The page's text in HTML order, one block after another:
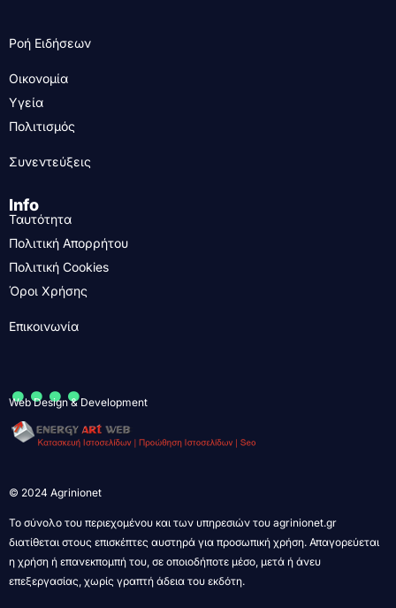
Ροή Ειδήσεων
Οικονομία
Υγεία
Πολιτισμός
Συνεντεύξεις
Info
Ταυτότητα
Πολιτική Απορρήτου
Πολιτική Cookies
Όροι Χρήσης
Επικοινωνία
....
Web Design & Development
© 2024 Agrinionet
Το σύνολο του περιεχομένου και των υπηρεσιών του agrinionet.gr
διατίθεται στους επισκέπτες αυστηρά για προσωπική χρήση. Απαγορεύεται
η χρήση ή επανεκπομπή του, σε οποιοδήποτε μέσο, μετά ή άνευ
επεξεργασίας, χωρίς γραπτή άδεια του εκδότη.